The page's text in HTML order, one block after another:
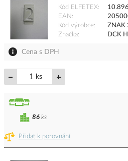
Kód ELFETEX
EAN
Kód výrobce
ZNAK
Značka
DCK
Cena s DPH
ks
Přidat k porovnání
86 ks